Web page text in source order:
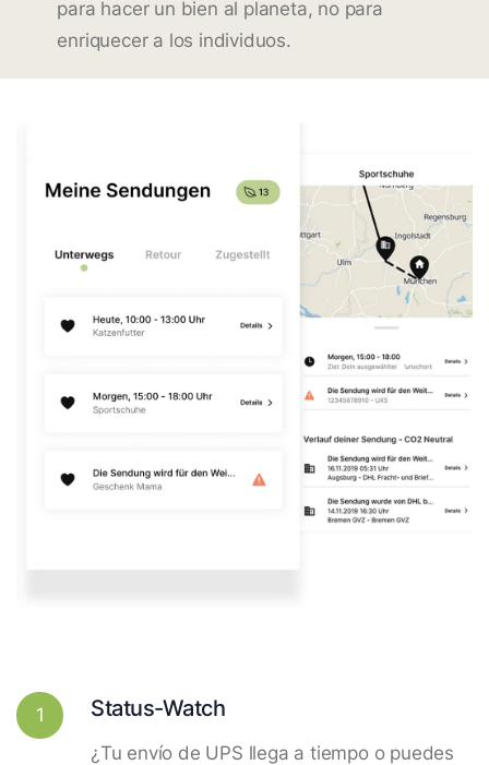
para hacer un bien al planeta, no para
enriquecer a los individuos.
1 Status-Watch
¿Tu envío de UPS llega a tiempo o puedes